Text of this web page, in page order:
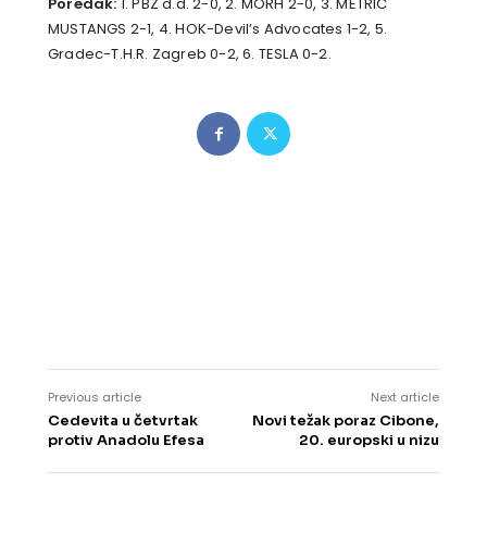
Poredak: 1. PBZ d.d. 2-0, 2. MORH 2-0, 3. METRIC
MUSTANGS 2-1, 4. HOK-Devil’s Advocates 1-2, 5.
Gradec-T.H.R. Zagreb 0-2, 6. TESLA 0-2.
Previous article
Cedevita u četvrtak
protiv Anadolu Efesa
Next article
Novi težak poraz Cibone,
20. europski u nizu